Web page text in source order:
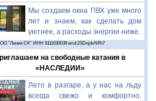
Мы создаем окна ПВХ уже много
лет и знаем, как сделать дом
уютнее, а расходы энергии ниже.
"Линия СК" ИНН 9111030039 erid:2SDnjdvNRt7
на свободные катания в
«НАСЛЕДИИ»
Лето в разгаре, а у нас на льду
всегда свежо и комфортно.